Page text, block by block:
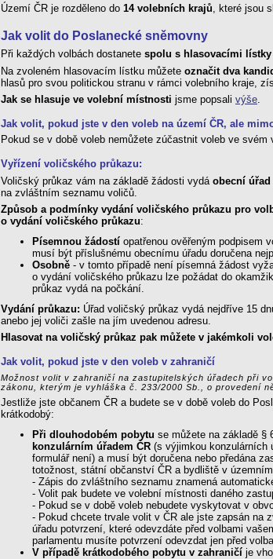
Území ČR je rozděleno do 14 volebních krajů , které jsou
Jak volit do Poslanecké sněmovny
Při každých volbách dostanete spolu s hlasovacími
Na zvoleném hlasovacím lístku můžete označit dva
hlasů pro svou politickou stranu v rámci volebního kraje,
Jak se hlasuje ve volební místnosti jsme popsali výše.
Jak volit, pokud jste v den voleb na území ČR, ale
Pokud se v době voleb nemůžete zúčastnit voleb ve
Vyřízení voličského průkazu:
Voličský průkaz vám na základě žádosti vydá obecní úřad
na zvláštním seznamu voličů.
Způsob a podmínky vydání voličského průkazu pro
o vydání voličského průkazu:
Písemnou žádostí opatřenou ověřeným podpisem
musí být příslušnému obecnímu úřadu doručena
Osobně - v tomto případě není písemná žádost
o vydání voličského průkazu lze požádat do
průkaz vydá na počkání.
Vydání průkazu: Úřad voličský průkaz vydá nejdříve 15
anebo jej voliči zašle na jím uvedenou adresu.
Hlasovat na voličský průkaz pak můžete v jakémkoli
Jak volit, pokud jste v den voleb v zahraničí
Možnost volit v zahraničí na zastupitelských úřadech při
zákonu, kterým je vyhláška č. 233/2000 Sb., o provedení
Jestliže jste občanem ČR a budete se v době voleb do
krátkodobý:
Při dlouhodobém pobytu se můžete na základě §
konzulárním úřadem ČR (s výjimkou konzulárních
formulář není) a musí být doručena nebo předána
totožnost, státní občanství ČR a bydliště v
- Zápis do zvláštního seznamu znamená
- Volit pak budete ve volební místnosti daného
- Pokud se v době voleb nebudete vyskytovat v
- Pokud chcete trvale volit v ČR ale jste zapsán na
úřadu potvrzení, které odevzdáte před volbami
parlamentu musíte potvrzení odevzdat jen před
V případě krátkodobého pobytu v zahraničí je